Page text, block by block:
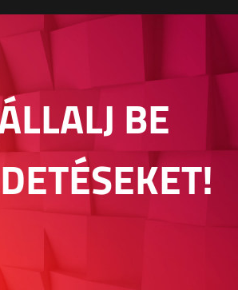
BE